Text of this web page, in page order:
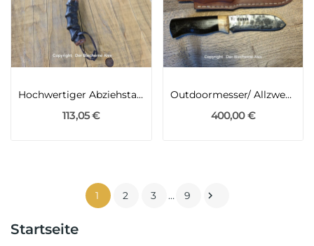
Startseite
Hochwertiger Abziehstahl für hochwertige Messer...
113,05 €
Outdoormesser/ Allzweckmesser mit Klinge aus...
400,00 €
1 2 3 … 9 